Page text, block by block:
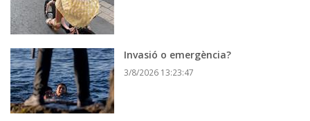
Invasió o emergència?
3/8/2026 13:23:47